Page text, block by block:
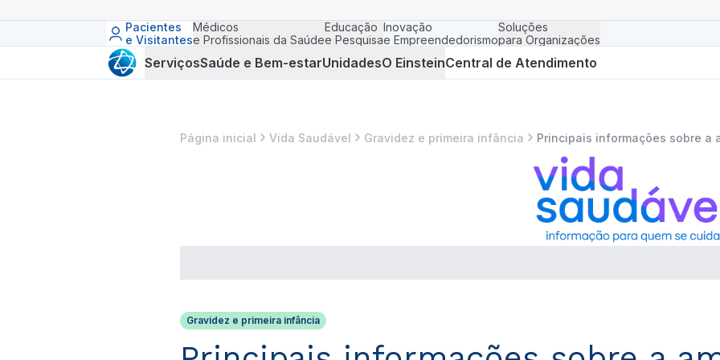
Pacientes
e Visitantes
Médicos
e Profissionais da Saúde
Educação
e Pesquisa
Inovação
e Empreendedorismo
Soluções
para Organizações
ServiçosSaúde e Bem-estarUnidadesO EinsteinCentral de Atendimento
Página inicial Vida Saudável Gravidez e primeira infância Principais informações sobre a
Gravidez e primeira infância